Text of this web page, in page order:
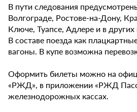
В пути следования
Волгограде, Ростове-на-Дону,
Ключе, Туапсе, Адлере и в
В составе поезда как
вагоны. В купе возможна
Оформить билеты можно на
«РЖД», в приложении «РЖД
железнодорожных кассах.